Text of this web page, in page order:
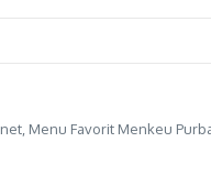
Menu Favorit Menkeu